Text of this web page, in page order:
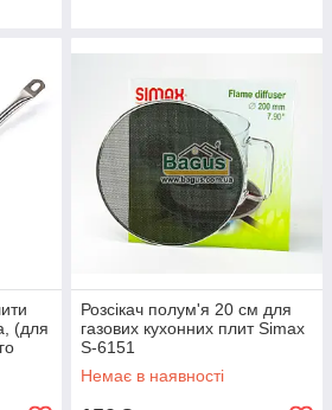
(для
Розсікач полум'я 20 см для
газових кухонних плит Simax
S-6151
Немає в наявності